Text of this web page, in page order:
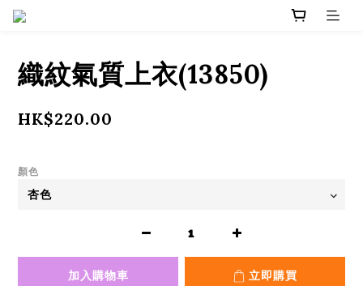
織紋氣質上衣(13850)
HK$220.00
顏色
加入購物車 立即購買